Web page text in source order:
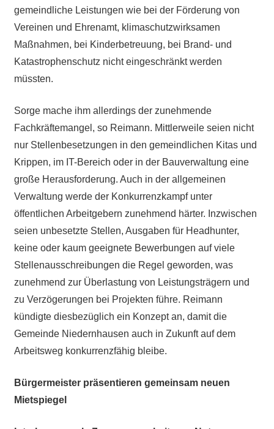
gemeindliche Leistungen wie bei der Förderung von
Vereinen und Ehrenamt, klimaschutzwirksamen
Maßnahmen, bei Kinderbetreuung, bei Brand- und
Katastrophenschutz nicht eingeschränkt werden
müssten.
Sorge mache ihm allerdings der zunehmende
Fachkräftemangel, so Reimann. Mittlerweile seien nicht
nur Stellenbesetzungen in den gemeindlichen Kitas und
Krippen, im IT-Bereich oder in der Bauverwaltung eine
große Herausforderung. Auch in der allgemeinen
Verwaltung werde der Konkurrenzkampf unter
öffentlichen Arbeitgebern zunehmend härter. Inzwischen
seien unbesetzte Stellen, Ausgaben für Headhunter,
keine oder kaum geeignete Bewerbungen auf viele
Stellenausschreibungen die Regel geworden, was
zunehmend zur Überlastung von Leistungsträgern und
zu Verzögerungen bei Projekten führe. Reimann
kündigte diesbezüglich ein Konzept an, damit die
Gemeinde Niedernhausen auch in Zukunft auf dem
Arbeitsweg konkurrenzfähig bleibe.
Bürgermeister präsentieren gemeinsam neuen
Mietspiegel